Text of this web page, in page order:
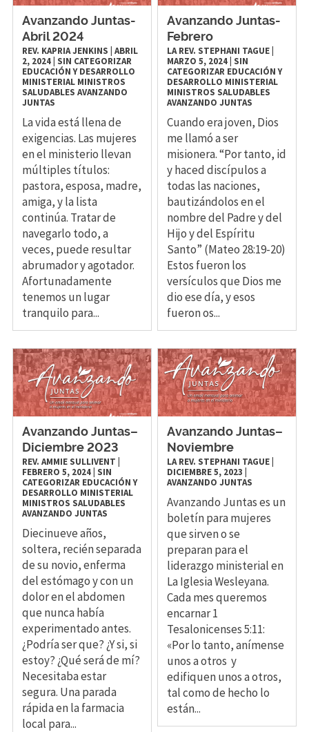
Avanzando Juntas-
Abril 2024
REV. KAPRIA JENKINS ABRIL
2, 2024| SIN CATEGORIZAR
EDUCACIÓN Y DESARROLLO
MINISTERIAL MINISTROS
SALUDABLES AVANZANDO
JUNTAS
La vida está llena de
exigencias. Las mujeres
en el ministerio llevan
múltiples títulos:
pastora, esposa, madre,
amiga, y la lista
continúa. Tratar de
navegarlo todo, a
veces, puede resultar
abrumador y agotador.
Afortunadamente
tenemos un lugar
tranquilo para...
Avanzando Juntas-
Febrero
LA REV. STEPHANI TAGUE
MARZO 5, 2024 SIN
CATEGORIZAR EDUCACIÓN Y
DESARROLLO MINISTERIAL
MINISTROS SALUDABLES
AVANZANDO JUNTAS
Cuando era joven, Dios
me llamó a ser
misionera. “Por tanto, id
y haced discípulos a
todas las naciones,
bautizándolos en el
nombre del Padre y del
Hijo y del Espíritu
Santo” (Mateo 28:19-20)
Estos fueron los
versículos que Dios me
dio ese día, y esos
fueron os...
Avanzando Juntas–
Diciembre 2023
REV. AMMIE SULLIVENT
FEBRERO 5, 2024| SIN
CATEGORIZAR EDUCACIÓN Y
DESARROLLO MINISTERIAL
MINISTROS SALUDABLES
AVANZANDO JUNTAS
Diecinueve años,
soltera, recién separada
de su novio, enferma
del estómago y con un
dolor en el abdomen
que nunca había
experimentado antes.
¿Podría ser que? ¿Y si, si
estoy? ¿Qué será de mí?
Necesitaba estar
segura. Una parada
rápida en la farmacia
local para...
Avanzando Juntas–
Noviembre
LA REV. STEPHANI TAGUE
DICIEMBRE 5, 2023
AVANZANDO JUNTAS
Avanzando Juntas es un
boletín para mujeres
que sirven o se
preparan para el
liderazgo ministerial en
La Iglesia Wesleyana.
Cada mes queremos
encarnar 1
Tesalonicenses 5:11:
«Por lo tanto, anímense
unos a otros y
edifiquen unos a otros,
tal como de hecho lo
están...